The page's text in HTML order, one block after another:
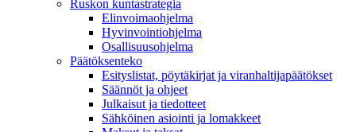
Ruskon kuntastrategia
Elinvoimaohjelma
Hyvinvointiohjelma
Osallisuusohjelma
Päätöksenteko
Esityslistat, pöytäkirjat ja viranhaltijapäätökset
Säännöt ja ohjeet
Julkaisut ja tiedotteet
Sähköinen asiointi ja lomakkeet